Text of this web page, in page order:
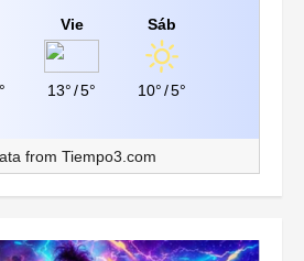
Vie
13° /5°
Sáb
10° /5°
from Tiempo3.com